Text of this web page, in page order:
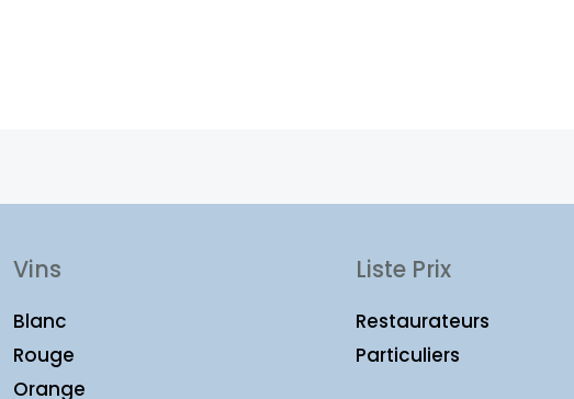
Vins
Blanc
Rouge
Orange
Liste Prix
Restaurateurs
Particuliers